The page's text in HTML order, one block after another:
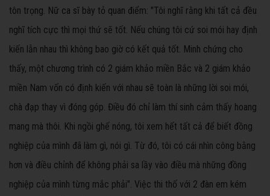
tôn trọng. Nữ ca sĩ bày tỏ quan điểm: "Tôi nghĩ rằng khi tất cả đều
nghĩ tích cực thì mọi thứ sẽ tốt. Nếu chúng tôi cứ soi mói hay định
kiến lẫn nhau thì không bao giờ có kết quả tốt. Minh chứng cho
thấy, một chương trình có 2 giám khảo miền Bắc và 2 giám khảo
miền Nam vốn có định kiến với nhau sẽ toàn là những lời soi mói,
chà đạp thay vì đóng góp. Điều đó chỉ làm thí sinh cảm thấy hoang
mang mà thôi. Khi ngồi ghế nóng, tôi xem hết tất cả để biết đồng
nghiệp của mình đã làm gì, nói gì. Từ đó, tôi có cái nhìn công bằng
hơn và điều chỉnh để không phải sa lầy vào điều mà những đồng
nghiệp của mình từng mắc phải". Việc thi thố với 2 đàn em kém